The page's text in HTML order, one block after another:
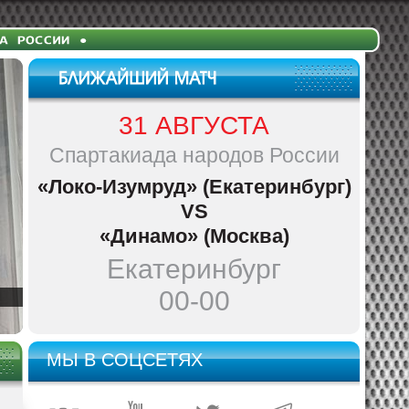
31 АВГУСТА
Спартакиада народов России
«Локо-Изумруд» (Екатеринбург)
VS
«Динамо» (Москва)
Екатеринбург
00-00
МЫ В СОЦСЕТЯХ